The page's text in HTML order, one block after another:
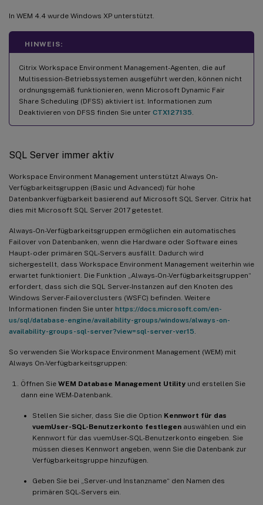
In WEM 4.4 wurde Windows XP unterstützt.
HINWEIS:
Citrix Workspace Environment Management-Agenten, die auf
Multisession-Betriebssystemen ausgeführt werden, können nicht
ordnungsgemäß funktionieren, wenn Microsoft Dynamic Fair
Share Scheduling (DFSS) aktiviert ist. Informationen zum
Deaktivieren von DFSS finden Sie unter CTX127135
SQL Server immer aktiv
Workspace Environment Management unterstützt Always On-
Verfügbarkeitsgruppen (Basic und Advanced) für hohe
Datenbankverfügbarkeit basierend auf Microsoft SQL Server. Citrix hat
dies mit Microsoft SQL Server 2017 getestet.
Always-On-Verfügbarkeitsgruppen ermöglichen ein automatisches
Failover von Datenbanken, wenn die Hardware oder Software eines
Haupt- oder primären SQL-Servers ausfällt. Dadurch wird
sichergestellt, dass Workspace Environment Management weiterhin wie
erwartet funktioniert. Die Funktion „Always-On-Verfügbarkeitsgruppen“
erfordert, dass sich die SQL Server-Instanzen auf den Knoten des
Windows Server-Failoverclusters (WSFC) befinden. Weitere
Informationen finden Sie unter https://docs.microsoft.com/en-
us/sql/database-engine/availability-groups/windows/always-on-
availability-groups-sql-server?view=sql-server-ver15
So verwenden Sie Workspace Environment Management (WEM) mit
Always On-Verfügbarkeitsgruppen:
Öffnen Sie WEM Database Management Utility und erstellen Sie
dann eine WEM-Datenbank.
Stellen Sie sicher, dass Sie die Option Kennwort für das
vuemUser-SQL-Benutzerkonto festlegen auswählen und ein
Kennwort für das vuemUser-SQL-Benutzerkonto eingeben. Sie
müssen dieses Kennwort angeben, wenn Sie die Datenbank zur
Verfügbarkeitsgruppe hinzufügen.
Geben Sie bei „Server- und Instanzname“ den Namen des
primären SQL-Servers ein.